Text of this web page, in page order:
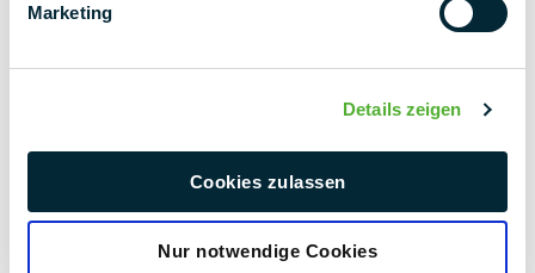
Marketing
Details zeigen
Cookies zulassen
Nur notwendige Cookies